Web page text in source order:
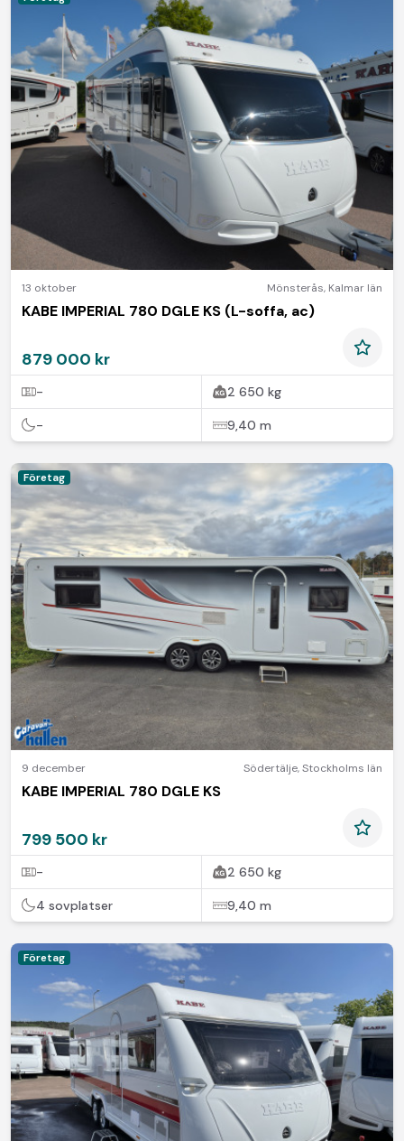
13 oktober Mönsterås, Kalmar län
KABE IMPERIAL 780 DGLE KS (L-soffa, ac)
879 000 kr
- 2 650 kg
- 9,40 m
Företag
9 december Södertälje,Stockholms län
KABE IMPERIAL 780 DGLE KS
799 500 kr
- 2 650 kg
4 sovplatser 9,40 m
Företag